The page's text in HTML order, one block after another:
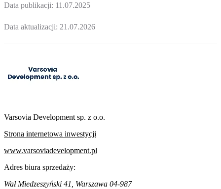
Data publikacji: 11.07.2025
Data aktualizacji: 21.07.2026
Varsovia Development sp. z o.o.
Strona internetowa inwestycji
www.varsoviadevelopment.pl
Adres biura sprzedaży:
Wał Miedzeszyński 41, Warszawa 04-987